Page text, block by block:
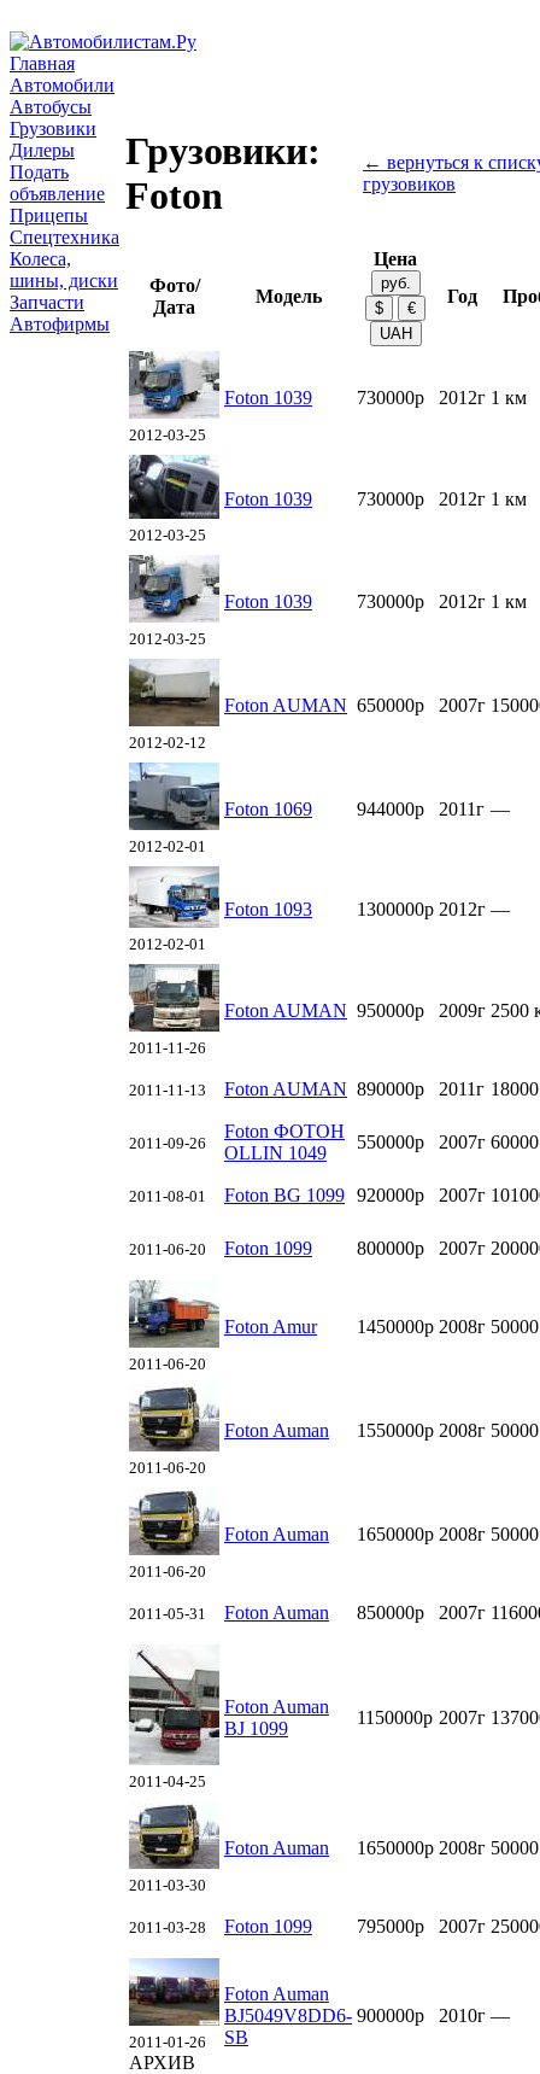
Главная
Автомобили
Автобусы
Грузовики
Дилеры
Подать
объявление
Прицепы
Спецтехника
Колеса,
шины, диски
Запчасти
Автофирмы
Грузовики:
Foton
← вернуться к
грузовиков
Фото/
Дата
Модель
Цена
Год
2012-03-25
Foton 1039 730000р 2012г 1 км
2012-03-25
Foton 1039 730000р 2012г 1 км
2012-03-25
Foton 1039 730000р 2012г 1 км
2012-02-12
Foton AUMAN 650000р 2007г
2012-02-01
Foton 1069 944000р 2011г —
2012-02-01
Foton 1093 1300000р 2012г —
2011-11-26
Foton AUMAN 950000р 2009г 2500
2011-11-13 Foton AUMAN 890000р 2011г
2011-09-26
Foton ФОТОН
OLLIN 1049
550000р 2007г
2011-08-01 Foton BG 1099 920000р 2007г
2011-06-20 Foton 1099 800000р 2007г
2011-06-20
Foton Amur 1450000р 2008г
2011-06-20
Foton Auman 1550000р 2008г
2011-06-20
Foton Auman 1650000р 2008г
2011-05-31 Foton Auman 850000р 2007г
2011-04-25
Foton Auman
BJ 1099
1150000р 2007г
2011-03-30
Foton Auman 1650000р 2008г
2011-03-28 Foton 1099 795000р 2007г
2011-01-26
АРХИВ
Foton Auman
BJ5049V8DD6-
SB
900000р 2010г —